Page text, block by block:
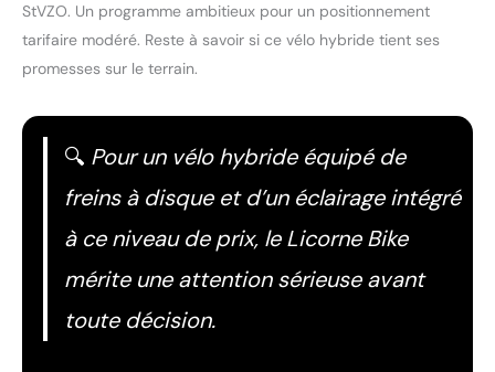
StVZO. Un programme ambitieux pour un positionnement
tarifaire modéré. Reste à savoir si ce vélo hybride tient ses
promesses sur le terrain.
🔍 Pour un vélo hybride équipé de
freins à disque et d’un éclairage intégré
à ce niveau de prix, le Licorne Bike
mérite une attention sérieuse avant
toute décision.